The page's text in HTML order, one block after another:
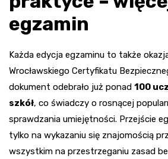
egzamin
Każda edycja egzaminu to także
Wrocławskiego Certyfikatu
dokument odebrało już ponad 100
szkół, co świadczy o rosnącej
sprawdzania umiejętności. Przejście
tylko na wykazaniu się znajomością
wszystkim na przestrzeganiu zasad